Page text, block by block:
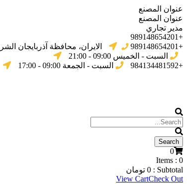
عنوان المصنع
عنوان المصنع
مدير تجاري
+989148654201
+989148654201
الایران، محافظة آذربایجان
السبت - الخميس 09:00 - 21:00
+984134481592
السبت - الجمعة 09:00 - 17:00
0
Items : 0
Subtotal :
0 تومان
View CartCheck Out